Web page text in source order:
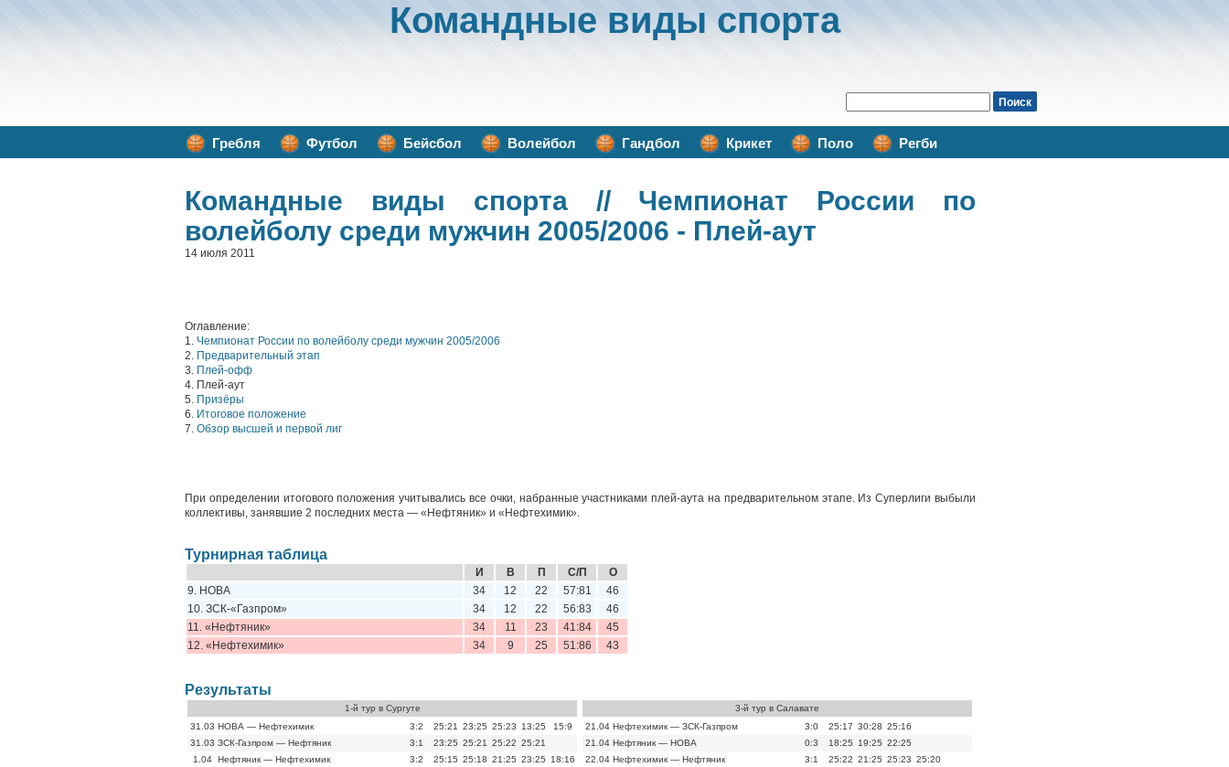
Командные виды спорта
Гребля Футбол Бейсбол Волейбол Гандбол Крикет Поло Регби
Командные виды спорта// Чемпионат России по
волейболу среди мужчин 2005/2006 - Плей-аут
14 июля 2011
Оглавление:
1. Чемпионат России по волейболу среди мужчин 2005/2006
2. Предварительный этап
3. Плей-офф
4. Плей-аут
5. Призёры
6. Итоговое положение
7. Обзор высшей и первой лиг
При определении итогового положения учитывались все очки, набранные участниками плей-аута на предварительном этапе. Из Суперлиги выбыли
коллективы, занявшие 2 последних места — «Нефтяник» и «Нефтехимик».
Турнирная таблица
И В П С/П
О
9. НОВА
34 12 22 57:81
46
10. ЗСК-«Газпром»
34 12 22 56:83
46
11. «Нефтяник»
34 11 23 41:84
45
12. «Нефтехимик»
34 9 25 51:86 43
Результаты
1-й тур в Сургуте
31.03 НОВА — Нефтехимик 3:2 25:21 23:25 25:23 13:25
15:9
31.03 ЗСК-Газпром — Нефтяник 3:1 23:25 25:21 25:22 25:21
1.04 Нефтяник — Нефтехимик 3:2 25:15 25:18 21:25 23:25
18:16
3-й тур в Салавате
21.04 Нефтехимик — ЗСК-Газпром 3:0 25:17 30:28 25:16
21.04 Нефтяник — НОВА 0:3 18:25 19:25 22:25
22.04 Нефтехимик — Нефтяник 3:1 25:22 21:25 25:23 25:20